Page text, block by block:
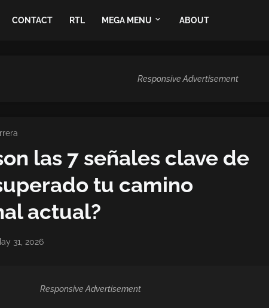
CONTACT RTL MEGA MENU ABOUT
Responsive Advertisement
las 7 señales clave de
tu camino
actual?
31, 2026
Responsive Advertisement